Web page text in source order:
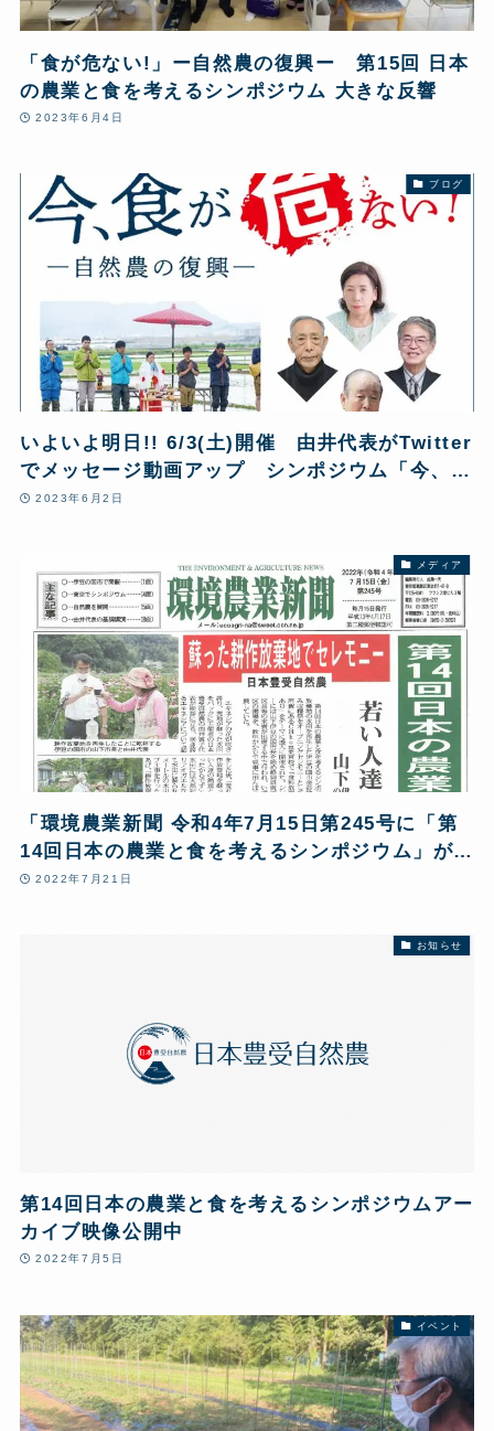
「食が危ない!」ー自然農の復興ー 第15回 日本
の農業と食を考えるシンポジウム 大きな反響
2023年6月4日
ブログ
いよいよ明日!! 6/3(土)開催 由井代表がTwitter
でメッセージ動画アップ シンポジウム「今、食
が危ない!ー自然農の復興ー」
2023年6月2日
メディア
「環境農業新聞 令和4年7月15日第245号に「第
14回日本の農業と食を考えるシンポジウム」が掲
載されました。
2022年7月21日
お知らせ
第14回日本の農業と食を考えるシンポジウムアー
カイブ映像公開中
2022年7月5日
イベント